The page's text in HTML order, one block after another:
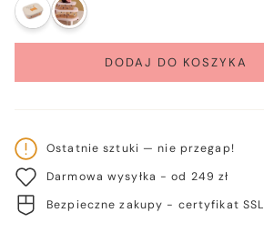
DODAJ DO KOSZYKA
Ostatnie sztuki — nie przegap!
Darmowa wysyłka - od 249 zł
Bezpieczne zakupy - certyfikat SSL